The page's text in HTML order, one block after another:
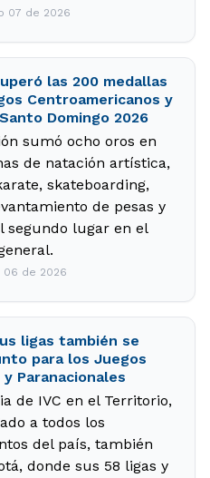
07 de 2026
las 200 medallas
Centroamericanos y
Domingo 2026
sumó ocho oros en
de natación artística,
skateboarding,
de pesas y
segundo lugar en el
06 de 2026
ligas también se
para los Juegos
Paranacionales
de IVC en el Territorio,
a todos los
del país, también
donde sus 58 ligas y